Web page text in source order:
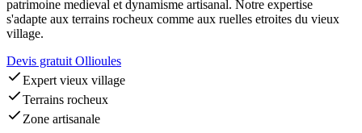
patrimoine medieval et dynamisme artisanal. Notre expertise
s'adapte aux terrains rocheux comme aux ruelles etroites du vieux
village.
Devis gratuit Ollioules
Expert vieux village
Terrains rocheux
Zone artisanale